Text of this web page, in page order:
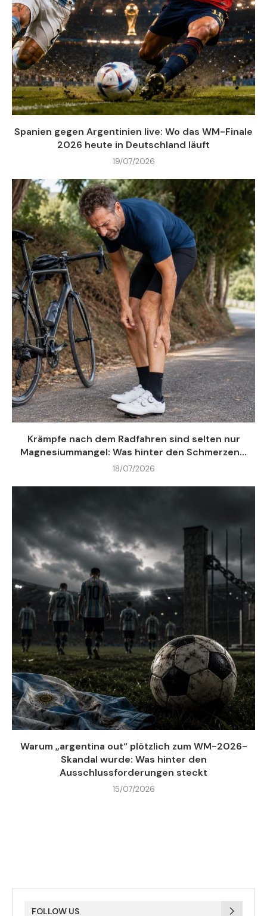
Spanien gegen Argentinien live: Wo das WM-Finale
2026 heute in Deutschland läuft
19/07/2026
Krämpfe nach dem Radfahren sind selten nur
Magnesiummangel: Was hinter den Schmerzen...
18/07/2026
Warum „argentina out“ plötzlich zum WM-2026-
Skandal wurde: Was hinter den
Ausschlussforderungen steckt
15/07/2026
FOLLOW US